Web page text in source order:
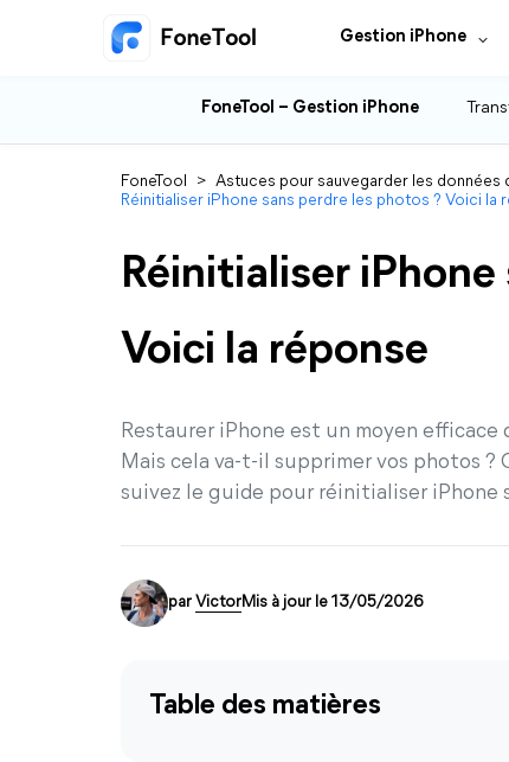
Gestion iPhone
FoneTool – Gestion iPhone
FoneTool > Astuces pour sauvegarder les données
Réinitialiser iPhone sans perdre les photos ? Voici la
Réinitialiser
Voici la réponse
Restaurer iPhone est un moyen
Mais cela va-t-il supprimer vos photos
suivez le guide pour réinitialiser iPhone
par VictorMis à jour le 13/05/2026
Table des matières